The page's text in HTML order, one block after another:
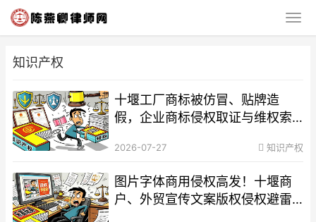
知识产权
十堰工厂商标被仿冒、贴牌造
假，企业商标侵权取证与维权索
2026-07-27 知识产权
图片字体商用侵权高发！十堰商
户、外贸宣传文案版权侵权避雷